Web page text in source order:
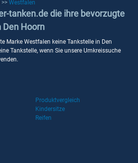
>> Westfalen
tanken.de die ihre bevorzugte
Den Hoorn
Marke Westfalen keine Tankstelle in Den
Tankstelle, wenn Sie unsere Umkreissuche
Produktvergleich
Kindersitze
Reifen